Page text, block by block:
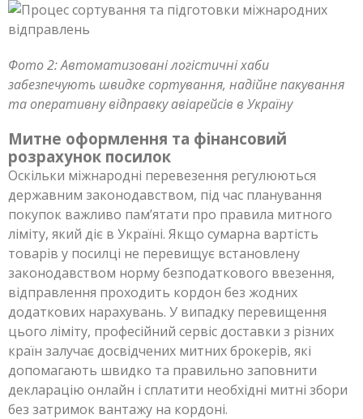
Фото 2: Автоматизовані логістичні хаби
забезпечують швидке сортування, надійне пакування
та оперативну відправку авіарейсів в Україну
Митне оформлення та фінансовий
розрахунок посилок
Оскільки міжнародні перевезення регулюються
державним законодавством, під час планування
покупок важливо пам’ятати про правила митного
ліміту, який діє в Україні. Якщо сумарна вартість
товарів у посилці не перевищує встановлену
законодавством норму безподаткового ввезення,
відправлення проходить кордон без жодних
додаткових нарахувань. У випадку перевищення
цього ліміту, професійний сервіс доставки з різних
країн залучає досвідчених митних брокерів, які
допомагають швидко та правильно заповнити
декларацію онлайн і сплатити необхідні митні збори
без затримок вантажу на кордоні.